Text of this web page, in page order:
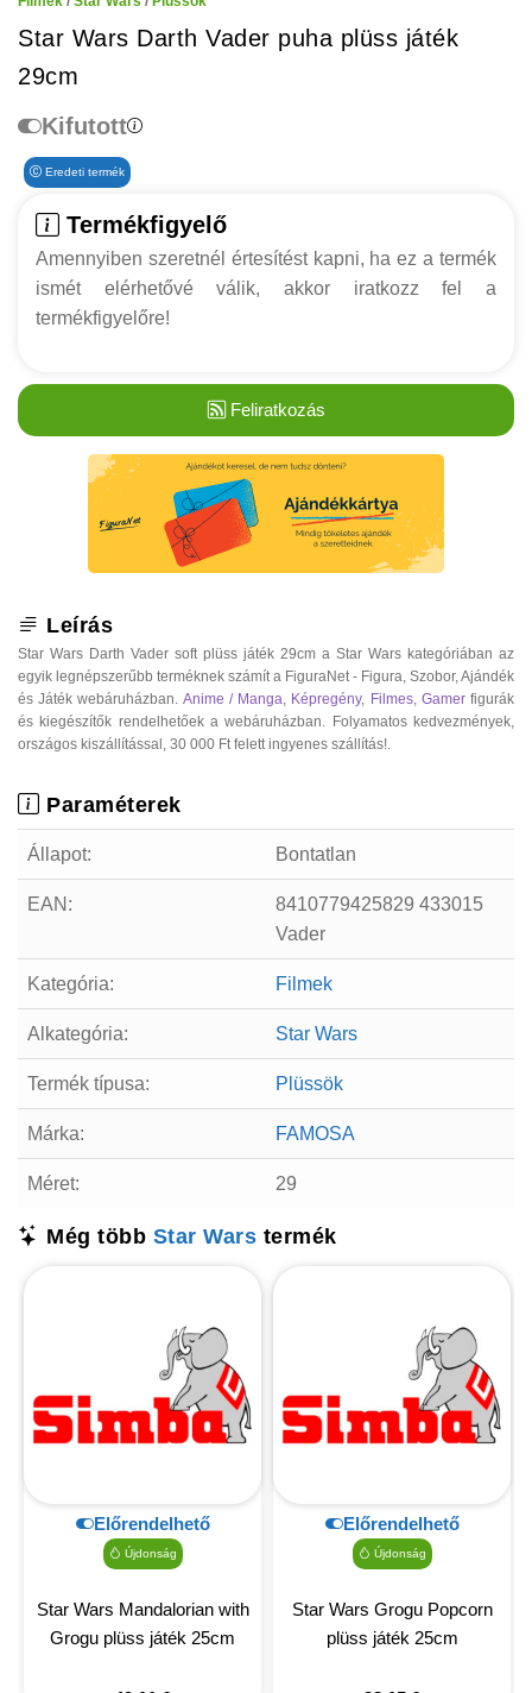
Star Wars Darth Vader puha plüss játék
29cm
Kifutott
Eredeti termék
Termékfigyelő
Amennyiben szeretnél értesítést kapni, ha ez a termék
ismét elérhetővé válik, akkor iratkozz fel a
termékfigyelőre!
Feliratkozás
Leírás
Star Wars Darth Vader soft plüss játék 29cm a Star Wars kategóriában az
egyik legnépszerűbb terméknek számít a FiguraNet - Figura, Szobor, Ajándék
és Játék webáruházban. Anime / Manga Képregény, Filmes, Gamerfigurák
és kiegészítők rendelhetőek a webáruházban. Folyamatos kedvezmények,
országos kiszállítással, 30 000 Ft felett ingyenes szállítás!.
Paraméterek
Állapot: Bontatlan
EAN:
8410779425829 433015
Vader
Kategória: Filmek
Alkategória: Star Wars
Termék típusa: Plüssök
Márka: FAMOSA
Méret: 29
Még több Star Wars termék
Előrendelhető
Újdonság
Star Wars Mandalorian with
Grogu plüss játék 25cm
Előrendelhető
Újdonság
Star Wars Grogu Popcorn
plüss játék 25cm